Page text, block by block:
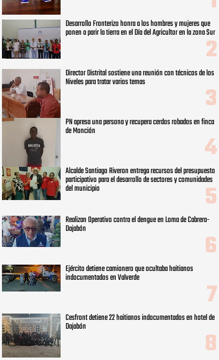
Desarrollo Fronterizo honra a los hombres y mujeres que
ponen a parir la tierra en el Día del Agricultor en la zona Sur
Director Distrital sostiene una reunión con técnicos de los
Niveles para tratar varios temas
PN apresa una persona y recupera cerdos robados en finca
de Monción
Alcalde Santiago Riveron entrega recursos del presupuesto
participativo para el desarrollo de sectores y comunidades
del municipio
Realizan Operativo contra el dengue en Loma de Cabrera-
Dajabón
Ejército detiene camionero que ocultaba haitianos
indocumentados en Valverde
Cesfront detiene 22 haitianos indocumentados en hotel de
Dajabón